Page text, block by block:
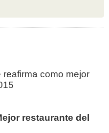
como mejor
restaurante del